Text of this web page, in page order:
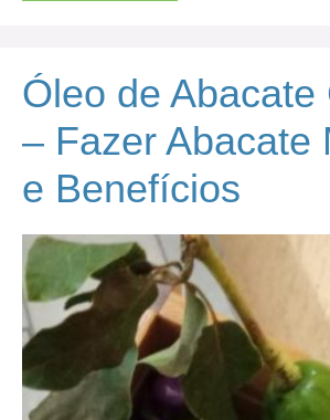
Óleo de Abacate
– Fazer Abacate
e Benefícios